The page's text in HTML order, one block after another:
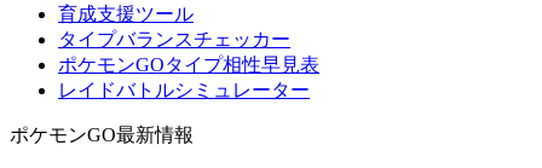
育成支援ツール
タイプバランスチェッカー
ポケモンGOタイプ相性早見表
レイドバトルシミュレーター
ポケモンGO最新情報